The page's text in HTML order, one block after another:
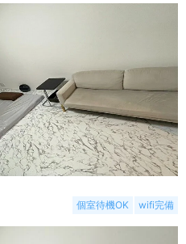
個室待機OK wifi完備